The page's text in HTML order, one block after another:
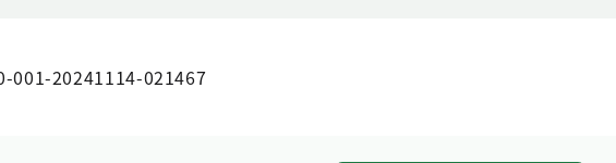
001-20241114-021467